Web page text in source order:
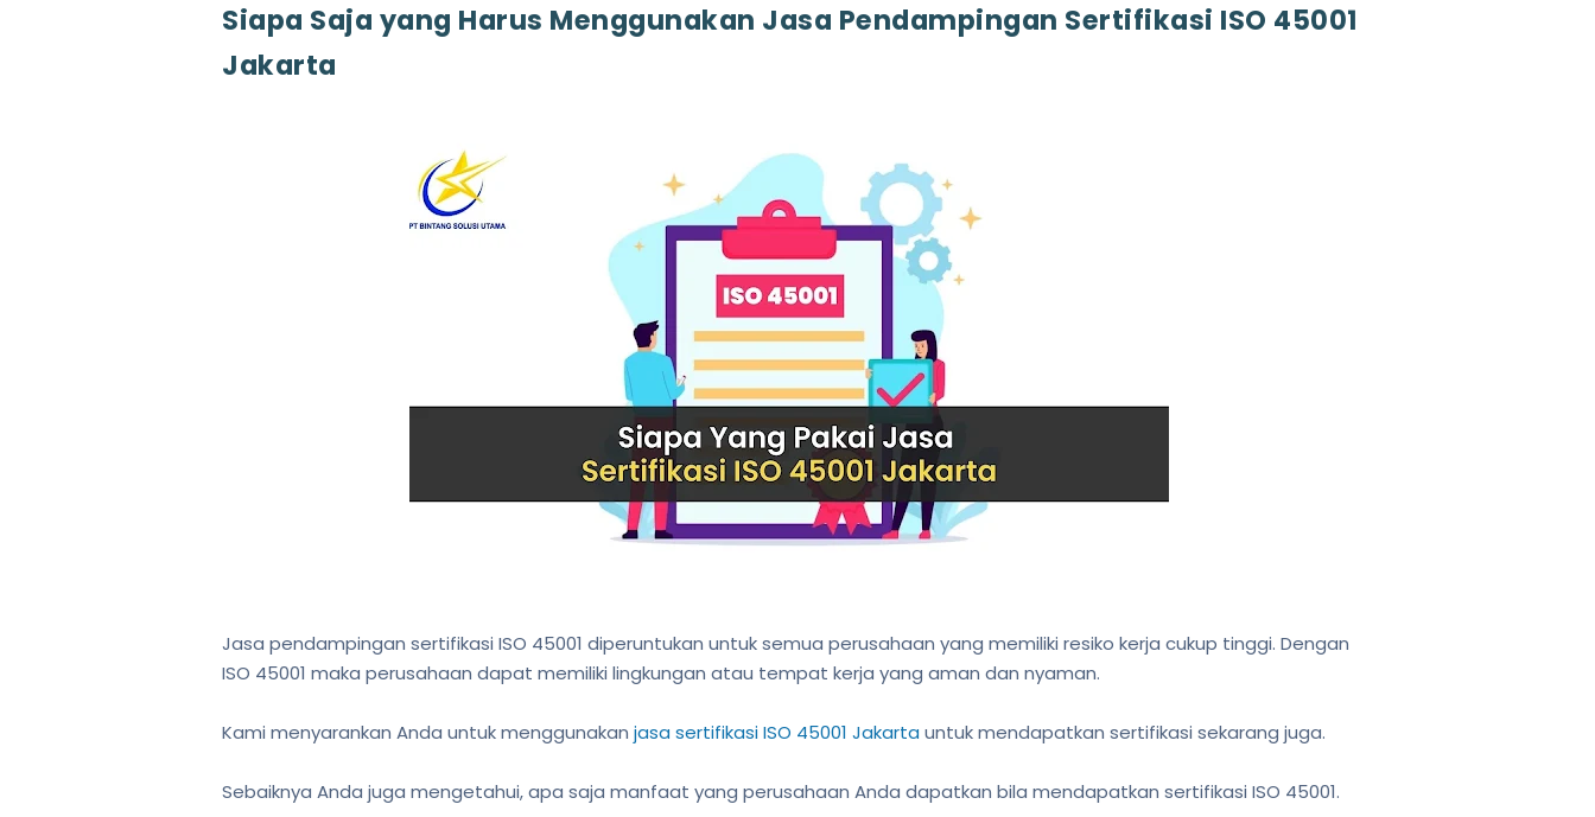
Siapa Saja yang Harus Menggunakan Jasa Pendampingan Sertifikasi ISO 45001
Jakarta
Jasa pendampingan sertifikasi ISO 45001 diperuntukan untuk semua perusahaan yang memiliki resiko kerja cukup tinggi. Dengan
ISO 45001 maka perusahaan dapat memiliki lingkungan atau tempat kerja yang aman dan nyaman.
Kami menyarankan Anda untuk menggunakan jasa sertifikasi ISO 45001 Jakarta untuk mendapatkan sertifikasi sekarang juga.
Sebaiknya Anda juga mengetahui, apa saja manfaat yang perusahaan Anda dapatkan bila mendapatkan sertifikasi ISO 45001.